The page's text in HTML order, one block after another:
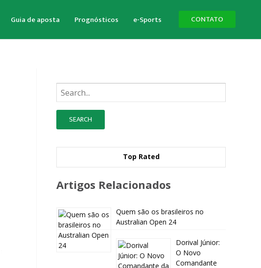
Guia de aposta Prognósticos e-Sports CONTATO
Busque:
Top Rated
Artigos Relacionados
Quem são os brasileiros no
Australian Open 24
Dorival Júnior:
O Novo
Comandante